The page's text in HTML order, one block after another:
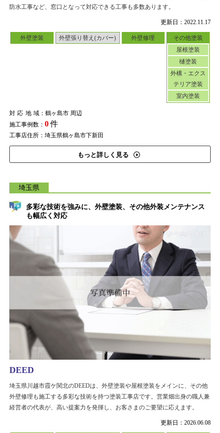
更新日：2022.11.17
外壁塗装 外壁張り替え(カバー) 外壁修理
その他塗装
屋根塗装
樋塗装
外構・エクス
テリア塗装
室内塗装
対応地域：鶴ヶ島市 周辺
施工事例数： 0件
工事店住所：埼玉県鶴ヶ島市下新田
もっと詳しく見る
防水工事など、窓口となって対応できる工事も多数あります。
埼玉県
多彩な技術を強みに、外壁塗装、その他外装メンテナンス
も幅広く対応
更新日：2026.06.08
DEED
埼玉県川越市霞ケ関北のDEEDは、外壁塗装や屋根塗装をメインに、その他
外壁修理も施工する多彩な技術を持つ塗装工事店です。営業畑出身の職人兼
経営者の代表が、高い提案力を発揮し、お客さまのご要望に応えます。